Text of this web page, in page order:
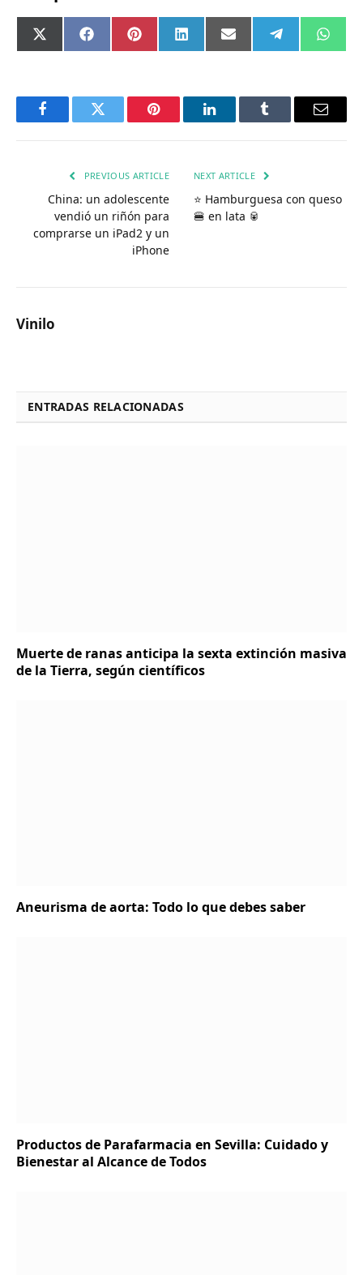
Compartir
en
X
(Twitter)
Compartir
en
FacebookCompartir
en
PinterestCompartir
en
LinkedInCompartir
en
Email Compartir
en
Telegram
en
FacebookTwitter Pinterest LinkedInTumblr Email
PREVIOUS ARTICLE
China: un adolescente
vendió un riñón para
comprarse un iPad2 y un
iPhone
NEXT ARTICLE
⭐ Hamburguesa con queso
🍔 en lata 🥫
Vinilo
ENTRADAS RELACIONADAS
Muerte de ranas anticipa la sexta extinción masiva
de la Tierra, según científicos
Aneurisma de aorta: Todo lo que debes saber
Productos de Parafarmacia en Sevilla: Cuidado y
Bienestar al Alcance de Todos